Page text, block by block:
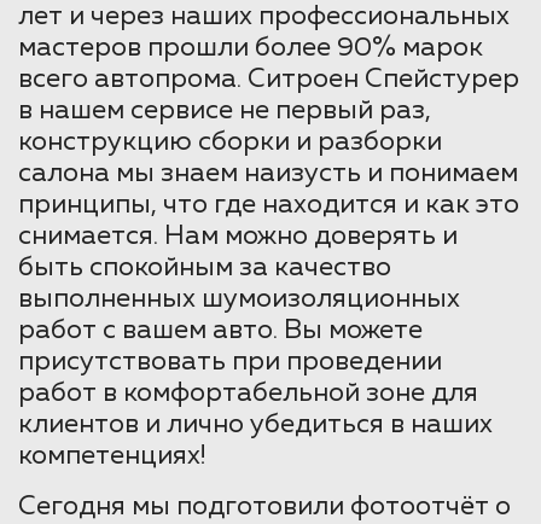
лет и через наших профессиональных
мастеров прошли более 90% марок
всего автопрома. Ситроен Спейстурер
в нашем сервисе не первый раз,
конструкцию сборки и разборки
салона мы знаем наизусть и понимаем
принципы, что где находится и как это
снимается. Нам можно доверять и
быть спокойным за качество
выполненных шумоизоляционных
работ с вашем авто. Вы можете
присутствовать при проведении
работ в комфортабельной зоне для
клиентов и лично убедиться в наших
компетенциях!
Сегодня мы подготовили фотоотчёт о